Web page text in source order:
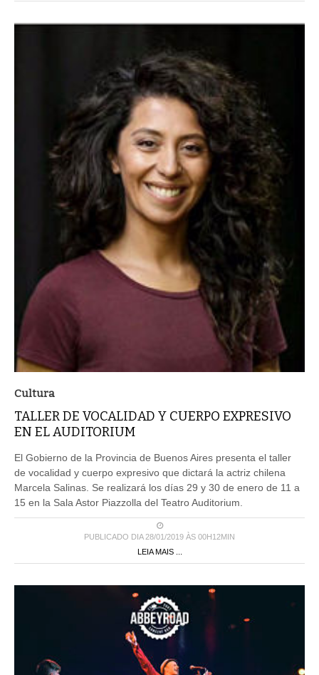
Cultura
TALLER DE VOCALIDAD Y CUERPO EXPRESIVO
EN EL AUDITORIUM
El Gobierno de la Provincia de Buenos Aires presenta el taller
de vocalidad y cuerpo expresivo que dictará la actriz chilena
Marcela Salinas. Se realizará los días 29 y 30 de enero de 11 a
15 en la Sala Astor Piazzolla del Teatro Auditorium.
PUBLICADO DIA 28/01/2019 ÀS 00H12MIN
LEIA MAIS ...